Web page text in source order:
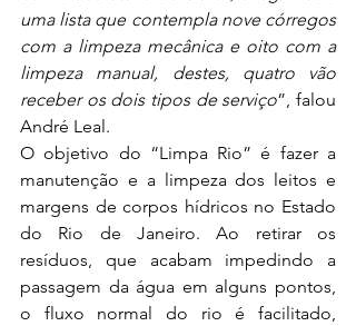
uma lista que contempla nove córregos
com a limpeza mecânica e oito com a
limpeza manual, destes, quatro vão
receber os dois tipos de serviço”, falou
André Leal.
O objetivo do “Limpa Rio” é fazer a
manutenção e a limpeza dos leitos e
margens de corpos hídricos no Estado
do Rio de Janeiro. Ao retirar os
resíduos, que acabam impedindo a
passagem da água em alguns pontos,
o fluxo normal do rio é facilitado,